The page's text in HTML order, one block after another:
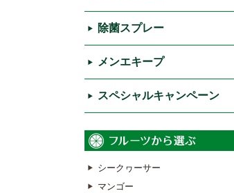
除菌スプレー
メンエキープ
スペシャルキャンペーン
シークヮーサー
マンゴー